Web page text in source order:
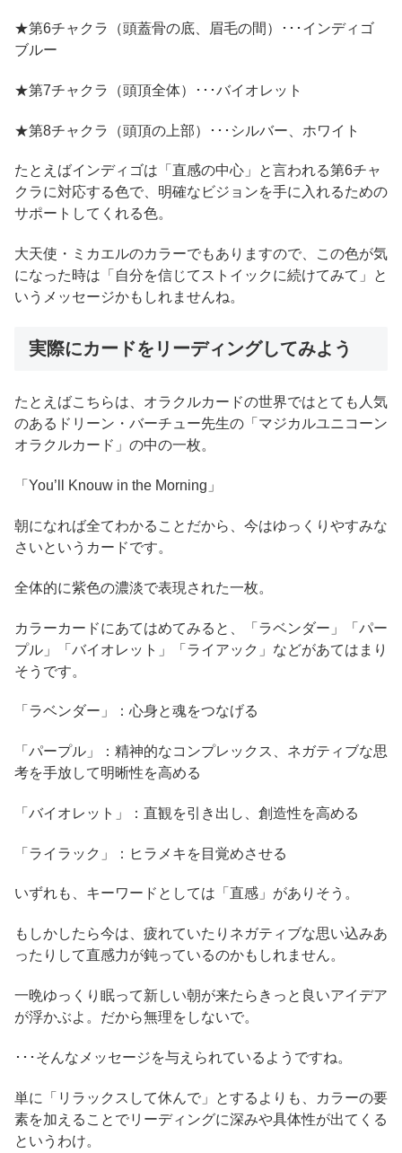
★第6チャクラ（頭蓋骨の底、眉毛の間）･･･インディゴ
ブルー
★第7チャクラ（頭頂全体）･･･バイオレット
★第8チャクラ（頭頂の上部）･･･シルバー、ホワイト
たとえばインディゴは「直感の中心」と言われる第6チャ
クラに対応する色で、明確なビジョンを手に入れるための
サポートしてくれる色。
大天使・ミカエルのカラーでもありますので、この色が気
になった時は「自分を信じてストイックに続けてみて」と
いうメッセージかもしれませんね。
実際にカードをリーディングしてみよう
たとえばこちらは、オラクルカードの世界ではとても人気
のあるドリーン・バーチュー先生の「マジカルユニコーン
オラクルカード」の中の一枚。
「You’ll Knouw in the Morning」
朝になれば全てわかることだから、今はゆっくりやすみな
さいというカードです。
全体的に紫色の濃淡で表現された一枚。
カラーカードにあてはめてみると、「ラベンダー」「パー
プル」「バイオレット」「ライアック」などがあてはまり
そうです。
「ラベンダー」：心身と魂をつなげる
「パープル」：精神的なコンプレックス、ネガティブな思
考を手放して明晰性を高める
「バイオレット」：直観を引き出し、創造性を高める
「ライラック」：ヒラメキを目覚めさせる
いずれも、キーワードとしては「直感」がありそう。
もしかしたら今は、疲れていたりネガティブな思い込みあ
ったりして直感力が鈍っているのかもしれません。
一晩ゆっくり眠って新しい朝が来たらきっと良いアイデア
が浮かぶよ。だから無理をしないで。
･･･そんなメッセージを与えられているようですね。
単に「リラックスして休んで」とするよりも、カラーの要
素を加えることでリーディングに深みや具体性が出てくる
というわけ。